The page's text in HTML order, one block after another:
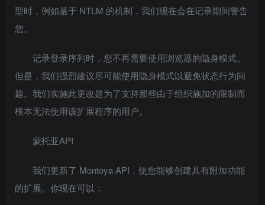
型时，例如基于 NTLM 的机制，我们现在会在记录期间警告
您。
记录登录序列时，您不再需要使用浏览器的隐身模式。
但是，我们强烈建议尽可能使用隐身模式以避免状态行为问
题。我们实施此更改是为了支持那些由于组织施加的限制而
根本无法使用该扩展程序的用户。
蒙托亚API
我们更新了 Montoya API，使您能够创建具有附加功能
的扩展。你现在可以：